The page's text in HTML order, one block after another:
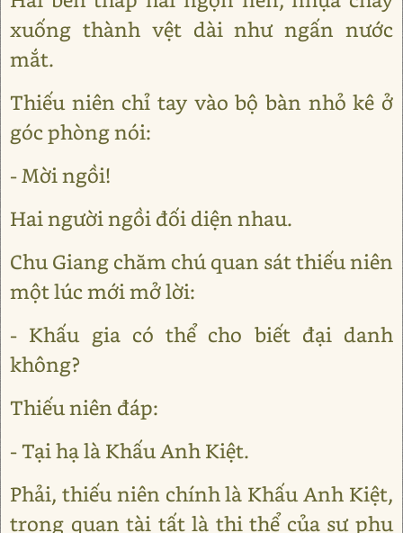
xuống thành vệt dài như ngấn nước
mắt.
Thiếu niên chỉ tay vào bộ bàn nhỏ kê ở
góc phòng nói:
- Mời ngồi!
Hai người ngồi đối diện nhau.
Chu Giang chăm chú quan sát thiếu niên
một lúc mới mở lời:
- Khấu gia có thể cho biết đại danh
không?
Thiếu niên đáp:
- Tại hạ là Khấu Anh Kiệt.
Phải, thiếu niên chính là Khấu Anh Kiệt,
trong quan tài tất là thi thể của sư phụ